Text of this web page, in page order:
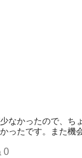
なかったので、ち
ったです。また機
0